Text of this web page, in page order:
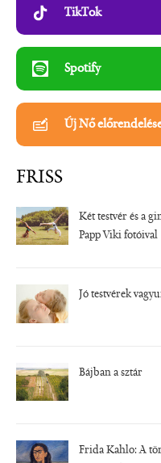
TikTok
Spotify
Új Nő
FRISS
Két testvér és a
Papp Viki fotóival
Jó testvérek
Bájban a sztár
Frida Kahlo: A